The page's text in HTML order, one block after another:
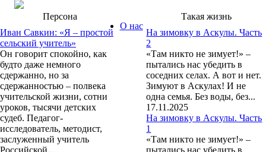
Персона
Иван Савкин: «Я – простой
сельский учитель»
Он говорит спокойно, как
будто даже немного
сдержанно, но за
сдержанностью – полвека
учительской жизни, сотни
уроков, тысячи детских
судеб. Педагог-
исследователь, методист,
заслуженный учитель
Такая жизнь
На зимовку в Аскулы. Часть
2
«Там никто не зимует!» –
пытались нас убедить в
соседних селах. А вот и нет.
Зимуют в Аскулах! И не
одна семья. Без воды, без...
17.11.2025
На зимовку в Аскулы. Часть
1
«Там никто не зимует!» –
О нас